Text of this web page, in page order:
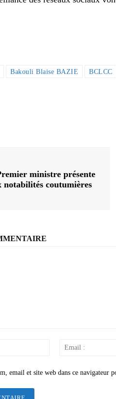
Bakouli Blaise BAZIE BCLCC
ministre présente
notabilités coutumières
email et site web dans ce navigateur